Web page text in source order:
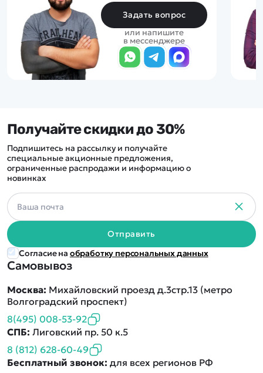
Задать вопрос
или напишите
в мессенджере
Самовывоз
Москва: Михайловский проезд д.3стр.13 (метро
Волгоградский проспект)
8(495) 008-53-92
СПБ: Лиговский пр. 50 к.5
8 (812) 628-60-49
Бесплатный звонок: для всех регионов РФ
Получайте скидки до 30%
Подпишитесь на рассылку и получайте
специальные акционные предложения,
ограниченные распродажи и информацию о
новинках
Отправить
Согласие на обработку персональных данных